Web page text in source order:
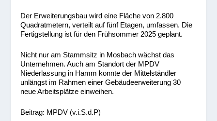
Der Erweiterungsbau wird eine Fläche von 2.800
Quadratmetern, verteilt auf fünf Etagen, umfassen. Die
Fertigstellung ist für den Frühsommer 2025 geplant.
Nicht nur am Stammsitz in Mosbach wächst das
Unternehmen. Auch am Standort der MPDV
Niederlassung in Hamm konnte der Mittelständler
unlängst im Rahmen einer Gebäudeerweiterung 30
neue Arbeitsplätze einweihen.
Beitrag: MPDV (v.i.S.d.P)